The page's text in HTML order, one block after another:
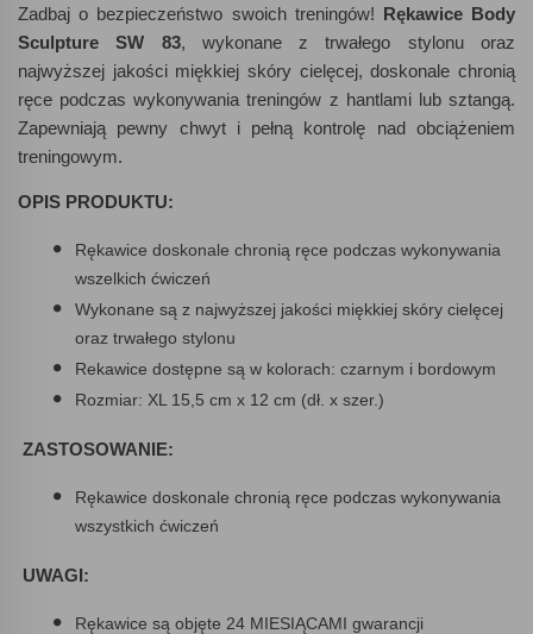
Zadbaj o bezpieczeństwo swoich treningów! Rękawice Body
Sculpture SW 83, wykonane z trwałego stylonu oraz
najwyższej jakości miękkiej skóry cielęcej, doskonale chronią
ręce podczas wykonywania treningów z hantlami lub sztangą.
Zapewniają pewny chwyt i pełną kontrolę nad obciążeniem
treningowym.
OPIS PRODUKTU:
Rękawice doskonale chronią ręce podczas wykonywania
wszelkich ćwiczeń
Wykonane są z najwyższej jakości miękkiej skóry cielęcej
oraz trwałego stylonu
Rekawice dostępne są w kolorach: czarnym i bordowym
Rozmiar: XL 15,5 cm x 12 cm (dł. x szer.)
ZASTOSOWANIE:
Rękawice doskonale chronią ręce podczas wykonywania
wszystkich ćwiczeń
UWAGI:
Rękawice są objęte 24 MIESIĄCAMI gwarancji